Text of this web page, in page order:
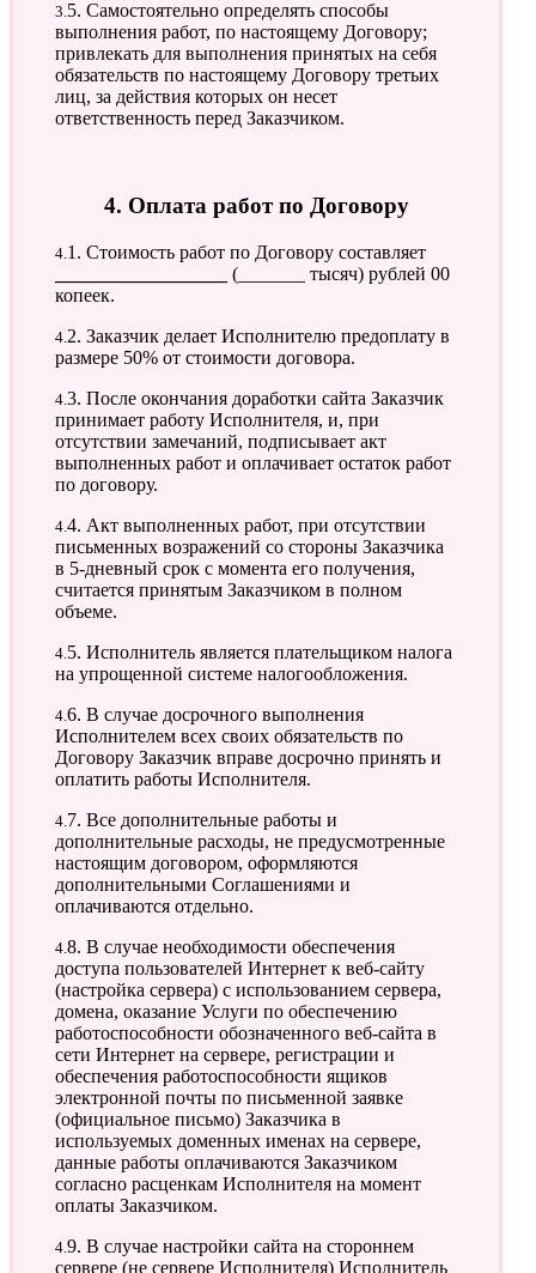
3.5. Самостоятельно определять способы
выполнения работ, по настоящему Договору;
привлекать для выполнения принятых на себя
обязательств по настоящему Договору третьих
лиц, за действия которых он несет
ответственность перед Заказчиком.
4. Оплата работ по Договору
4.1. Стоимость работ по Договору составляет
(_______ тысяч) рублей 00
копеек.
4.2. Заказчик делает Исполнителю предоплату в
размере 50% от стоимости договора.
4.3. После окончания доработки сайта Заказчик
принимает работу Исполнителя, и, при
отсутствии замечаний, подписывает акт
выполненных работ и оплачивает остаток работ
по договору.
4.4. Акт выполненных работ, при отсутствии
письменных возражений со стороны Заказчика
в 5-дневный срок с момента его получения,
считается принятым Заказчиком в полном
объеме.
4.5. Исполнитель является плательщиком налога
на упрощенной системе налогообложения.
4.6. В случае досрочного выполнения
Исполнителем всех своих обязательств по
Договору Заказчик вправе досрочно принять и
оплатить работы Исполнителя.
4.7. Все дополнительные работы и
дополнительные расходы, не предусмотренные
настоящим договором, оформляются
дополнительными Соглашениями и
оплачиваются отдельно.
4.8. В случае необходимости обеспечения
доступа пользователей Интернет к веб-сайту
(настройка сервера) с использованием сервера,
домена, оказание Услуги по обеспечению
работоспособности обозначенного веб-сайта в
сети Интернет на сервере, регистрации и
обеспечения работоспособности ящиков
электронной почты по письменной заявке
(официальное письмо) Заказчика в
используемых доменных именах на сервере,
данные работы оплачиваются Заказчиком
согласно расценкам Исполнителя на момент
оплаты Заказчиком.
4.9. В случае настройки сайта на стороннем
сервере (не сервере Исполнителя) Исполнитель